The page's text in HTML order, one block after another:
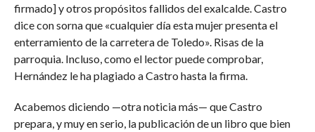
firmado] y otros propósitos fallidos del exalcalde. Castro
dice con sorna que «cualquier día esta mujer presenta el
enterramiento de la carretera de Toledo». Risas de la
parroquia. Incluso, como el lector puede comprobar,
Hernández le ha plagiado a Castro hasta la firma.
Acabemos diciendo —otra noticia más— que Castro
prepara, y muy en serio, la publicación de un libro que bien